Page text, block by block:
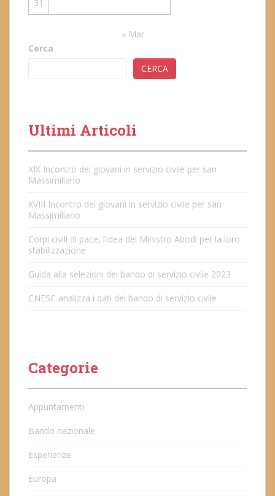
31
« Mar
Cerca
CERCA
Ultimi Articoli
XIX Incontro dei giovani in servizio civile per san
Massimiliano
XVIII Incontro dei giovani in servizio civile per san
Massimiliano
Corpi civili di pace, l’idea del Ministro Abodi per la loro
stabilizzazione
Guida alla selezioni del bando di servizio civile 2023
CNESC analizza i dati del bando di servizio civile
Categorie
Appuntamenti
Bando nazionale
Esperienze
Europa